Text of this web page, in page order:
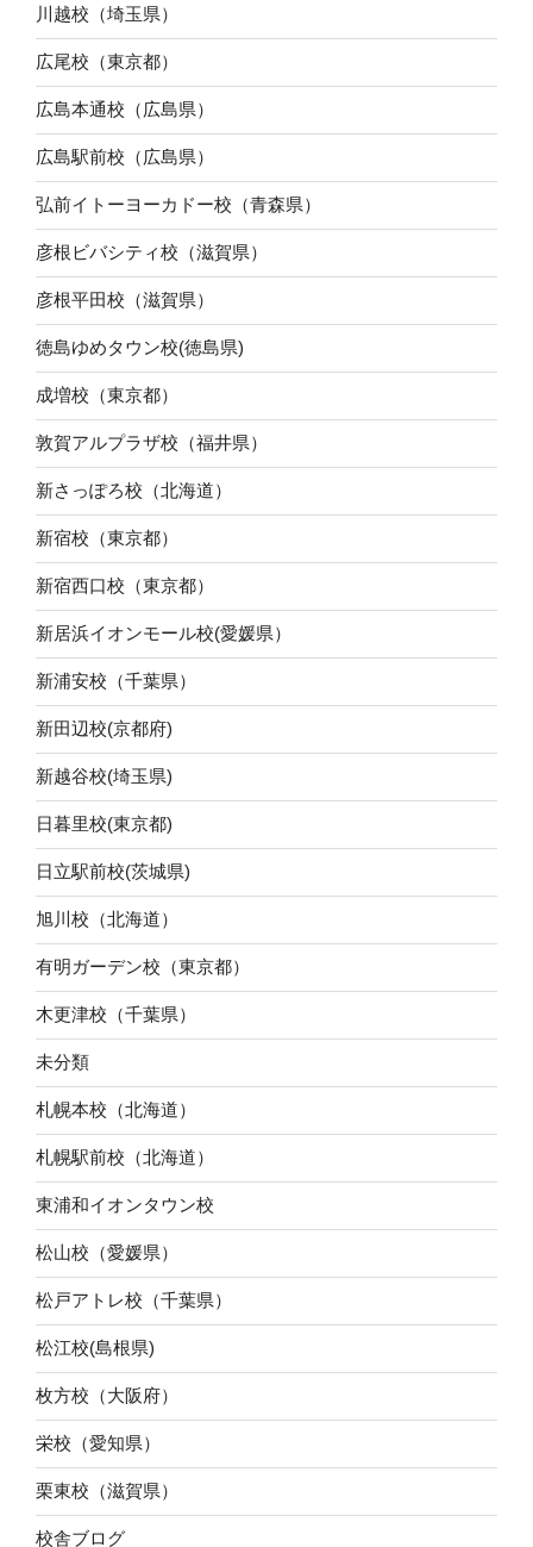
川越校（埼玉県）
広尾校（東京都）
広島本通校（広島県）
広島駅前校（広島県）
弘前イトーヨーカドー校（青森県）
彦根ビバシティ校（滋賀県）
彦根平田校（滋賀県）
徳島ゆめタウン校(徳島県)
成増校（東京都）
敦賀アルプラザ校（福井県）
新さっぽろ校（北海道）
新宿校（東京都）
新宿西口校（東京都）
新居浜イオンモール校(愛媛県）
新浦安校（千葉県）
新田辺校(京都府)
新越谷校(埼玉県)
日暮里校(東京都)
日立駅前校(茨城県)
旭川校（北海道）
有明ガーデン校（東京都）
木更津校（千葉県）
未分類
札幌本校（北海道）
札幌駅前校（北海道）
東浦和イオンタウン校
松山校（愛媛県）
松戸アトレ校（千葉県）
松江校(島根県)
枚方校（大阪府）
栄校（愛知県）
栗東校（滋賀県）
校舎ブログ